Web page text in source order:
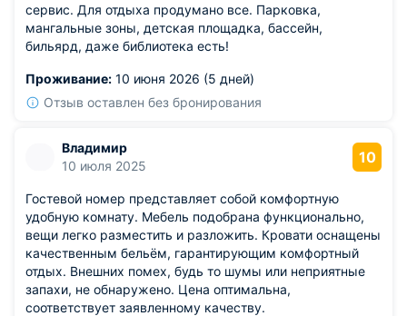
сервис. Для отдыха продумано все. Парковка,
мангальные зоны, детская площадка, бассейн,
бильярд, даже библиотека есть!
Проживание: 10 июня 2026 (5 дней)
Отзыв оставлен без бронирования
Владимир
10 июля 2025
10
Гостевой номер представляет собой комфортную
удобную комнату. Мебель подобрана функционально,
вещи легко разместить и разложить. Кровати оснащены
качественным бельём, гарантирующим комфортный
отдых. Внешних помех, будь то шумы или неприятные
запахи, не обнаружено. Цена оптимальна,
соответствует заявленному качеству.